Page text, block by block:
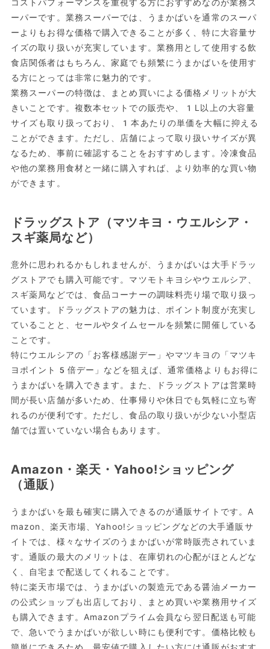
コストパフォーマンスを重視する方におすすめなのが業務ス
ーパーです。業務スーパーでは、うまかばいを通常のスーパ
ーよりもお得な価格で購入できることが多く、特に大容量サ
イズの取り扱いが充実しています。業務用として使用する飲
食店関係者はもちろん、家庭でも頻繁にうまかばいを使用す
る方にとっては非常に魅力的です。
業務スーパーの特徴は、まとめ買いによる価格メリットが大
きいことです。複数本セットでの販売や、1L以上の大容量
サイズも取り扱っており、1本あたりの単価を大幅に抑える
ことができます。ただし、店舗によって取り扱いサイズが異
なるため、事前に確認することをおすすめします。冷凍食品
や他の業務用食材と一緒に購入すれば、より効率的な買い物
ができます。
ドラッグストア（マツキヨ・ウエルシア・
スギ薬局など）
意外に思われるかもしれませんが、うまかばいは大手ドラッ
グストアでも購入可能です。マツモトキヨシやウエルシア、
スギ薬局などでは、食品コーナーの調味料売り場で取り扱っ
ています。ドラッグストアの魅力は、ポイント制度が充実し
ていることと、セールやタイムセールを頻繁に開催している
ことです。
特にウエルシアの「お客様感謝デー」やマツキヨの「マツキ
ヨポイント5倍デー」などを狙えば、通常価格よりもお得に
うまかばいを購入できます。また、ドラッグストアは営業時
間が長い店舗が多いため、仕事帰りや休日でも気軽に立ち寄
れるのが便利です。ただし、食品の取り扱いが少ない小型店
舗では置いていない場合もあります。
Amazon・楽天・Yahoo!ショッピング
（通販）
うまかばいを最も確実に購入できるのが通販サイトです。A
mazon、楽天市場、Yahoo!ショッピングなどの大手通販サ
イトでは、様々なサイズのうまかばいが常時販売されていま
す。通販の最大のメリットは、在庫切れの心配がほとんどな
く、自宅まで配送してくれることです。
特に楽天市場では、うまかばいの製造元である醤油メーカー
の公式ショップも出店しており、まとめ買いや業務用サイズ
も購入できます。Amazonプライム会員なら翌日配送も可能
で、急いでうまかばいが欲しい時にも便利です。価格比較も